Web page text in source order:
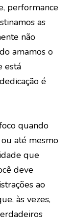
performance
as
não
amamos o
está
é
quando
até mesmo
que
deve
ao
às vezes,